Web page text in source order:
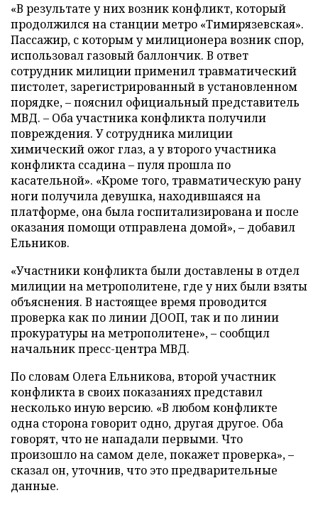
«В результате у них возник конфликт, который
продолжился на станции метро «Тимирязевская».
Пассажир, с которым у милиционера возник спор,
использовал газовый баллончик. В ответ
сотрудник милиции применил травматический
пистолет, зарегистрированный в установленном
порядке, – пояснил официальный представитель
МВД. – Оба участника конфликта получили
повреждения. У сотрудника милиции
химический ожог глаз, а у второго участника
конфликта ссадина – пуля прошла по
касательной». «Кроме того, травматическую рану
ноги получила девушка, находившаяся на
платформе, она была госпитализирована и после
оказания помощи отправлена домой», – добавил
Ельников.
«Участники конфликта были доставлены в отдел
милиции на метрополитене, где у них были взяты
объяснения. В настоящее время проводится
проверка как по линии ДООП, так и по линии
прокуратуры на метрополитене», – сообщил
начальник пресс-центра МВД.
По словам Олега Ельникова, второй участник
конфликта в своих показаниях представил
несколько иную версию. «В любом конфликте
одна сторона говорит одно, другая другое. Оба
говорят, что не нападали первыми. Что
произошло на самом деле, покажет проверка», –
сказал он, уточнив, что это предварительные
данные.